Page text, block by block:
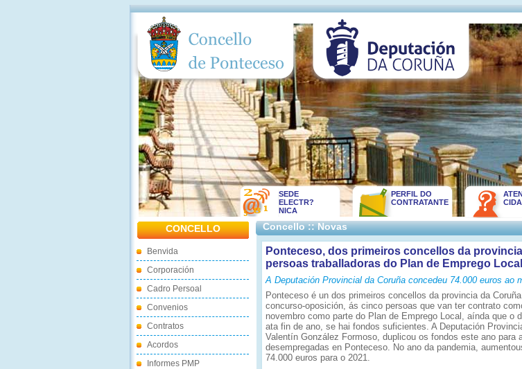
SEDE
ELECTR?
NICA
PERFIL DO
CONTRATANTE
CONCELLO
Benvida
Corporación
Cadro Persoal
Convenios
Contratos
Acordos
Informes PMP
Concello :: Novas
Ponteceso, dos primeiros concellos da
persoas traballadoras do Plan de Emprego Local
A Deputación Provincial da Coruña concedeu 74.000 euros ao
Ponteceso é un dos primeiros concellos da provincia da
concurso-oposición, ás cinco persoas que van ter contrato
novembro como parte do Plan de Emprego Local, aínda que o
ata fin de ano, se hai fondos suficientes. A Deputación
Valentín González Formoso, duplicou os fondos este ano para
desempregadas en Ponteceso. No ano da pandemia,
74.000 euros para o 2021.